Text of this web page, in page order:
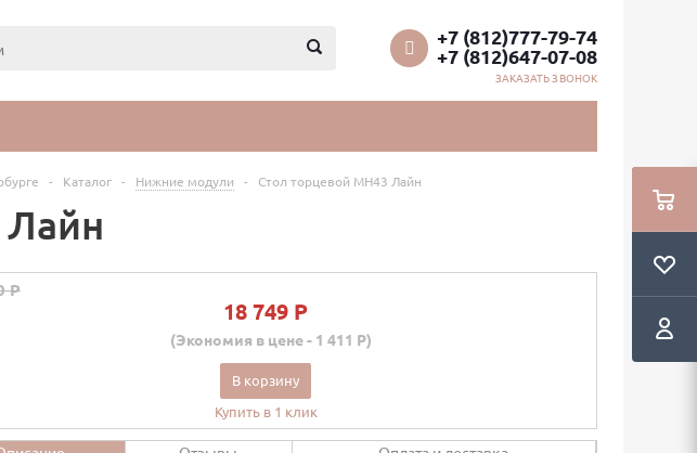
+7 (812)777-79-74
+7 (812)647-07-08
ЗАКАЗАТЬ ЗВОНОК
- Каталог - Нижние модули - Стол торцевой МН43 Лайн
P
18 749 P
(Экономия в цене - 1 411 P)
В корзину
Купить в 1 клик